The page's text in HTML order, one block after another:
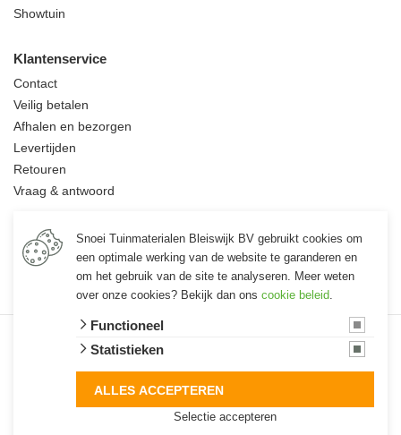
Showtuin
Klantenservice
Contact
Veilig betalen
Afhalen en bezorgen
Levertijden
Retouren
Vraag & antwoord
Informatie
Over ons
algemene voorwaarden
Snoei Tuinmaterialen Bleiswijk BV gebruikt cookies om
een optimale werking van de website te garanderen en
om het gebruik van de site te analyseren. Meer weten
over onze cookies? Bekijk dan ons cookie beleid.
Functioneel
Statistieken
Selectie accepteren
ALLES ACCEPTEREN